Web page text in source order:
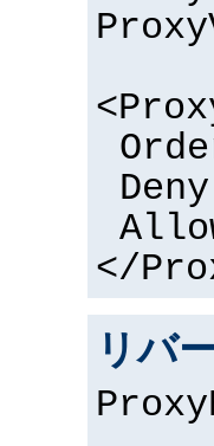
</
リバ